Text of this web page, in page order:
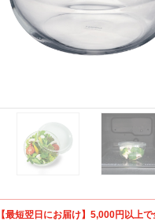
【最短翌日にお届け】5,000円以上